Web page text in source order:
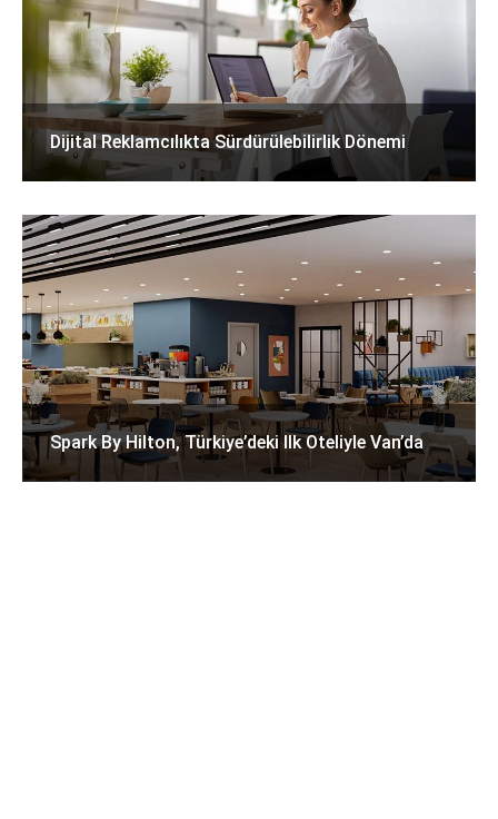
Dijital Reklamcılıkta Sürdürülebilirlik Dönemi
Spark By Hilton, Türkiye’deki Ilk Oteliyle Van’da